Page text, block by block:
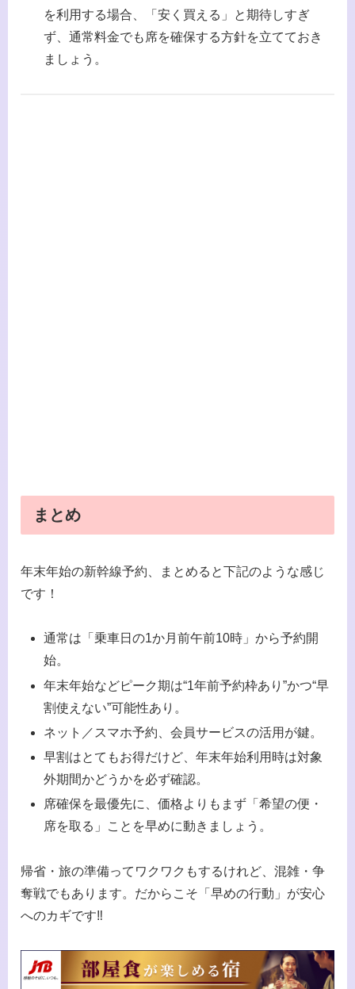
を利用する場合、「安く買える」と期待しすぎ
ず、通常料金でも席を確保する方針を立てておき
ましょう。
まとめ
年末年始の新幹線予約、まとめると下記のような感じ
です！
通常は「乗車日の1か月前午前10時」から予約開
始。
年末年始などピーク期は“1年前予約枠あり”かつ“早
割使えない”可能性あり。
ネット／スマホ予約、会員サービスの活用が鍵。
早割はとてもお得だけど、年末年始利用時は対象
外期間かどうかを必ず確認。
席確保を最優先に、価格よりもまず「希望の便・
席を取る」ことを早めに動きましょう。
帰省・旅の準備ってワクワクもするけれど、混雑・争
奪戦でもあります。だからこそ「早めの行動」が安心
へのカギです‼